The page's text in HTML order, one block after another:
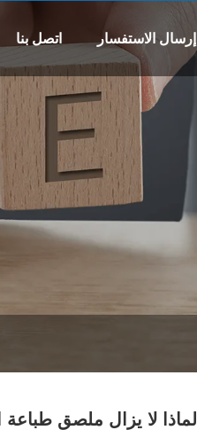
إرسال الاستفسار اتصل بنا
لماذا لا يزال ملصق طباعة